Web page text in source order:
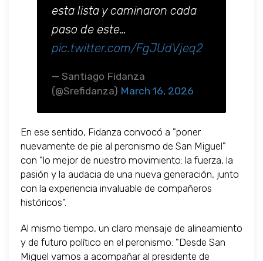
esta lista y caminaron cada
paso de este…
pic.twitter.com/FgJUdVjeq2
— Santiago Fidanza
(@Srefidanza) March 16, 2026
En ese sentido, Fidanza convocó a "poner
nuevamente de pie al peronismo de San Miguel"
con "lo mejor de nuestro movimiento: la fuerza, la
pasión y la audacia de una nueva generación, junto
con la experiencia invaluable de compañeros
históricos".
Al mismo tiempo, un claro mensaje de alineamiento
y de futuro político en el peronismo: "Desde San
Miguel vamos a acompañar al presidente de